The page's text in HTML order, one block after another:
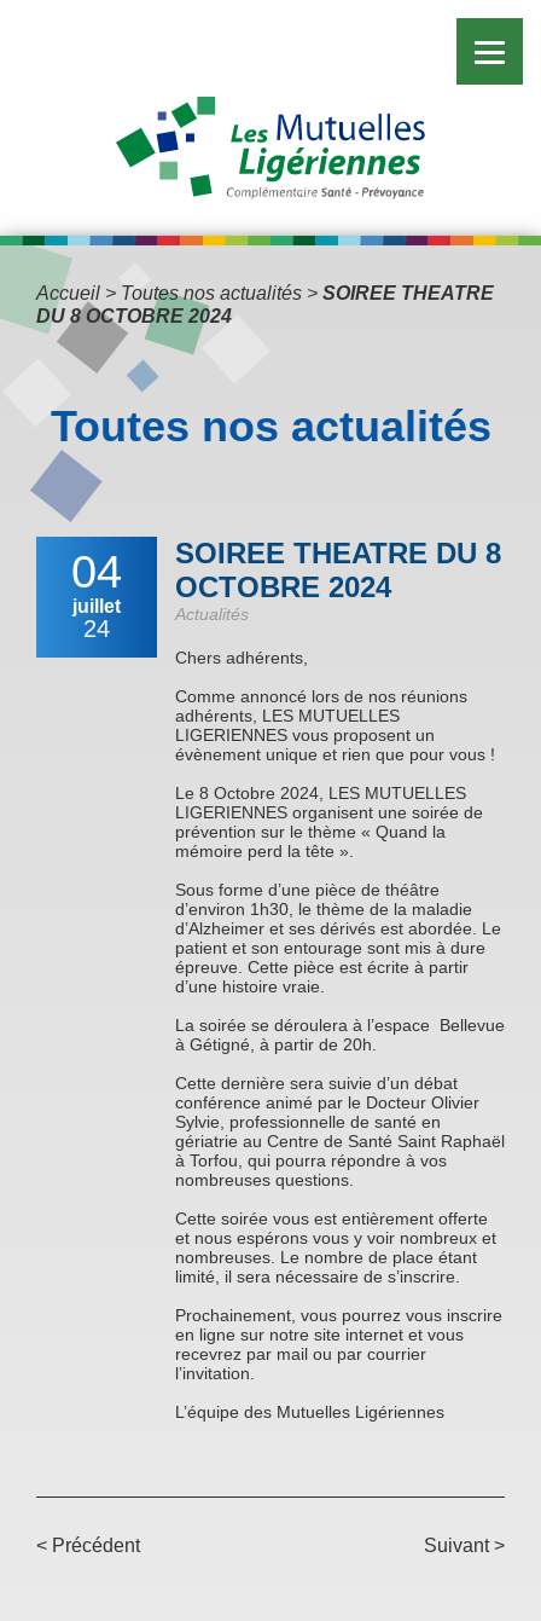
Accueil > Toutes nos actualités > SOIREE THEATRE
DU 8 OCTOBRE 2024
Toutes nos actualités
04
juillet
24
SOIREE THEATRE DU 8
OCTOBRE 2024
Actualités
Chers adhérents,
Comme annoncé lors de nos réunions
adhérents, LES MUTUELLES
LIGERIENNES vous proposent un
évènement unique et rien que pour vous !
Le 8 Octobre 2024, LES MUTUELLES
LIGERIENNES organisent une soirée de
prévention sur le thème « Quand la
mémoire perd la tête ».
Sous forme d’une pièce de théâtre
d’environ 1h30, le thème de la maladie
d’Alzheimer et ses dérivés est abordée. Le
patient et son entourage sont mis à dure
épreuve. Cette pièce est écrite à partir
d’une histoire vraie.
La soirée se déroulera à l’espace Bellevue
à Gétigné, à partir de 20h.
Cette dernière sera suivie d’un débat
conférence animé par le Docteur Olivier
Sylvie, professionnelle de santé en
gériatrie au Centre de Santé Saint Raphaël
à Torfou, qui pourra répondre à vos
nombreuses questions.
Cette soirée vous est entièrement offerte
et nous espérons vous y voir nombreux et
nombreuses. Le nombre de place étant
limité, il sera nécessaire de s’inscrire.
Prochainement, vous pourrez vous inscrire
en ligne sur notre site internet et vous
recevrez par mail ou par courrier
l’invitation.
L’équipe des Mutuelles Ligériennes
< Précédent Suivant >